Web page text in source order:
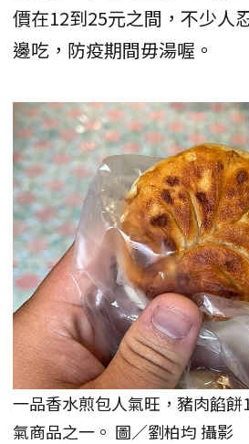
價在12到25元之間，不少人
邊吃，防疫期間毋湯喔。
一品香水煎包人氣旺，豬肉餡餅
氣商品之一。 圖／劉柏均 攝影